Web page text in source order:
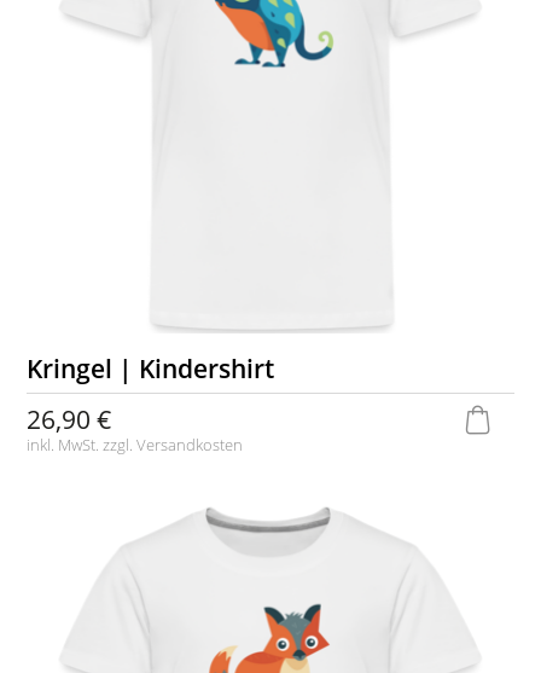
Kringel | Kindershirt
26,90 €
inkl. MwSt. zzgl.Versandkosten